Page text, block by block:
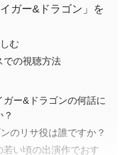
ガー&ドラゴン」を
む
での視聴方法
ー&ドラゴンの何話に
のリサ役は誰ですか？
い頃の出演作でおす